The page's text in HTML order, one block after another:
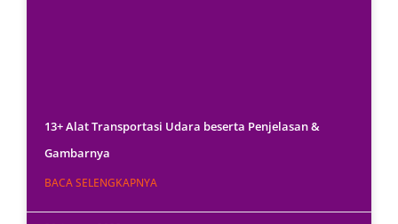
13+ Alat Transportasi Udara beserta Penjelasan &
Gambarnya
BACA SELENGKAPNYA